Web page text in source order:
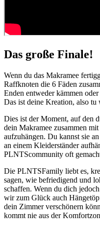
Das große Finale!
Wenn du das Makramee
Raffknoten die 6 Fäden
Enden entweder kämmen
Das ist deine Kreation, also tu
Dies ist der Moment, auf den
dein Makramee zusammen
aufzuhängen. Du kannst sie
an einem Kleiderständer
PLNTScommunity oft
Die PLNTSFamily liebt es,
sagen, wie befriedigend und
schaffen. Wenn du dich
wir zum Glück auch
dein Zimmer verschönern
kommt nie aus der